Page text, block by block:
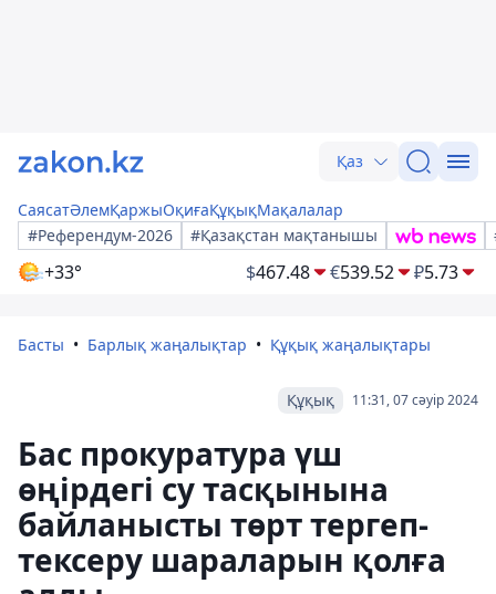
Қаз
СаясатӘлемҚаржыОқиғаҚұқықМақалалар
#Референдум-2026
#Қазақстан мақтанышы
+33° $467.48 €539.52 ₽5.73
Басты Барлық жаңалықтар Құқық жаңалықтары
11:31, 07 сәуір 2024
Құқық
Бас прокуратура үш
өңірдегі су тасқынына
байланысты төрт тергеп-
тексеру шараларын қолға